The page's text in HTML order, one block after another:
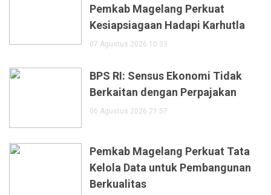
Pemkab Magelang Perkuat
Kesiapsiagaan Hadapi Karhutla
07 Agustus 2026 10:33
BPS RI: Sensus Ekonomi Tidak
Berkaitan dengan Perpajakan
06 Agustus 2026 21:57
Pemkab Magelang Perkuat Tata
Kelola Data untuk Pembangunan
Berkualitas